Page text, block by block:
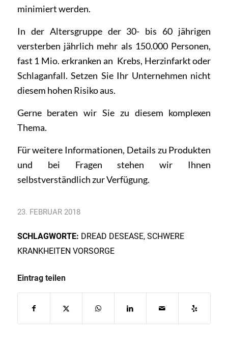
minimiert werden.
In der Altersgruppe der 30- bis 60 jährigen
versterben jährlich mehr als 150.000 Personen,
fast 1 Mio. erkranken an Krebs, Herzinfarkt oder
Schlaganfall. Setzen Sie Ihr Unternehmen nicht
diesem hohen Risiko aus.
Gerne beraten wir Sie zu diesem komplexen
Thema.
Für weitere Informationen, Details zu Produkten
und bei Fragenstehen wir Ihnen
selbstverständlich zur Verfügung.
23. FEBRUAR 2018
SCHLAGWORTE: DREAD DESEASE, SCHWERE
KRANKHEITEN VORSORGE
Eintrag teilen